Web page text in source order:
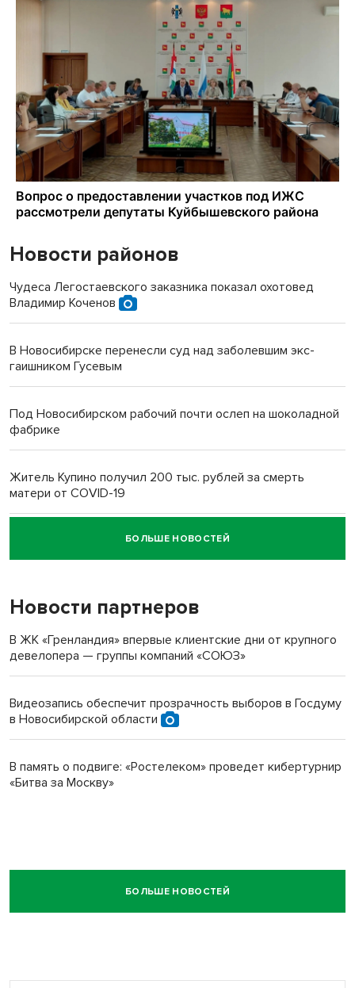
Новости районов
Чудеса Легостаевского заказника показал охотовед
Владимир Коченов
В Новосибирске перенесли суд над заболевшим экс-
гаишником Гусевым
Под Новосибирском рабочий почти ослеп на шоколадной
фабрике
Житель Купино получил 200 тыс. рублей за смерть
матери от COVID-19
Новосибирский суд наказал водителя за смерть
пенсионерки на вокзале
БОЛЬШЕ НОВОСТЕЙ
Новости партнеров
В ЖК «Гренландия» впервые клиентские дни от крупного
девелопера — группы компаний «СОЮЗ»
Видеозапись обеспечит прозрачность выборов в Госдуму
в Новосибирской области
В память о подвиге: «Ростелеком» проведет кибертурнир
«Битва за Москву»
БОЛЬШЕ НОВОСТЕЙ